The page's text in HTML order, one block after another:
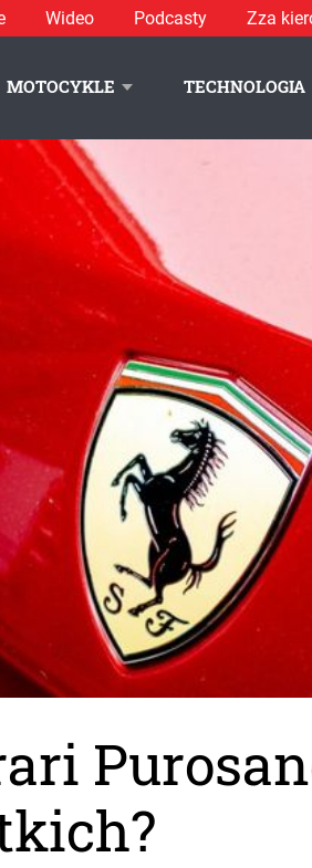
Wideo Podcasty Zza
MOTOCYKLE TECHNOLOGIA